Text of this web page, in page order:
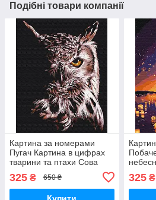
Подібні товари компанії
Картина за номерами
Пугач Картина в цифрах
тварини та птахи Сова
Brushme BS51829
325 ₴ 650 ₴
Купити
325₴